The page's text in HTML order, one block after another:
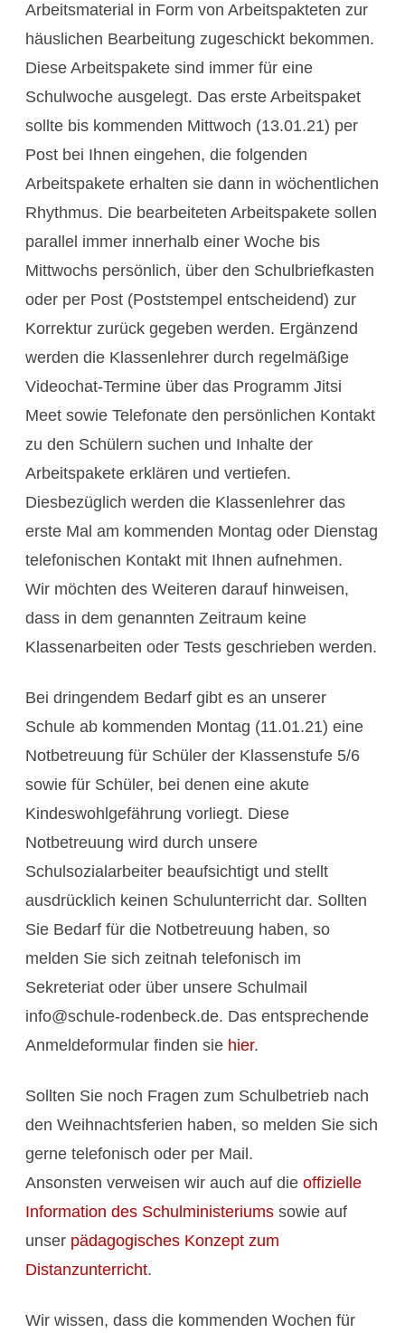
Arbeitsmaterial in Form von Arbeitspakteten zur
häuslichen Bearbeitung zugeschickt bekommen.
Diese Arbeitspakete sind immer für eine
Schulwoche ausgelegt. Das erste Arbeitspaket
sollte bis kommenden Mittwoch (13.01.21) per
Post bei Ihnen eingehen, die folgenden
Arbeitspakete erhalten sie dann in wöchentlichen
Rhythmus. Die bearbeiteten Arbeitspakete sollen
parallel immer innerhalb einer Woche bis
Mittwochs persönlich, über den Schulbriefkasten
oder per Post (Poststempel entscheidend) zur
Korrektur zurück gegeben werden. Ergänzend
werden die Klassenlehrer durch regelmäßige
Videochat-Termine über das Programm Jitsi
Meet sowie Telefonate den persönlichen Kontakt
zu den Schülern suchen und Inhalte der
Arbeitspakete erklären und vertiefen.
Diesbezüglich werden die Klassenlehrer das
erste Mal am kommenden Montag oder Dienstag
telefonischen Kontakt mit Ihnen aufnehmen.
Wir möchten des Weiteren darauf hinweisen,
dass in dem genannten Zeitraum keine
Klassenarbeiten oder Tests geschrieben werden.
Bei dringendem Bedarf gibt es an unserer
Schule ab kommenden Montag (11.01.21) eine
Notbetreuung für Schüler der Klassenstufe 5/6
sowie für Schüler, bei denen eine akute
Kindeswohlgefährung vorliegt. Diese
Notbetreuung wird durch unsere
Schulsozialarbeiter beaufsichtigt und stellt
ausdrücklich keinen Schulunterricht dar. Sollten
Sie Bedarf für die Notbetreuung haben, so
melden Sie sich zeitnah telefonisch im
Sekreteriat oder über unsere Schulmail
info@schule-rodenbeck.de. Das entsprechende
Anmeldeformular finden sie hier.
Sollten Sie noch Fragen zum Schulbetrieb nach
den Weihnachtsferien haben, so melden Sie sich
gerne telefonisch oder per Mail.
Ansonsten verweisen wir auch auf die offizielle
Information des Schulministeriums sowie auf
unser pädagogisches Konzept zum
Distanzunterricht.
Wir wissen, dass die kommenden Wochen für